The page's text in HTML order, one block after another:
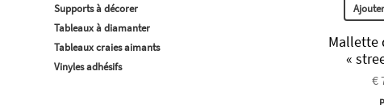
Mallette
«
€
Supports à décorer
Tableaux à diamanter
Tableaux craies aimants
Vinyles adhésifs